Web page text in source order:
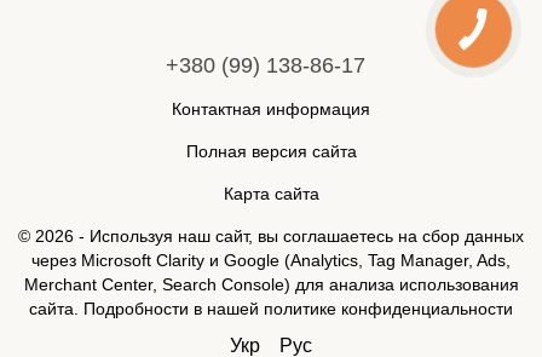
+380 (99) 138-86-17
Контактная информация
Полная версия сайта
Карта сайта
© 2026 - Используя наш сайт, вы соглашаетесь на сбор данных
через Microsoft Clarity и Google (Analytics, Tag Manager, Ads,
Merchant Center, Search Console) для анализа использования
сайта. Подробности в нашей политике конфиденциальности
Укр Рус